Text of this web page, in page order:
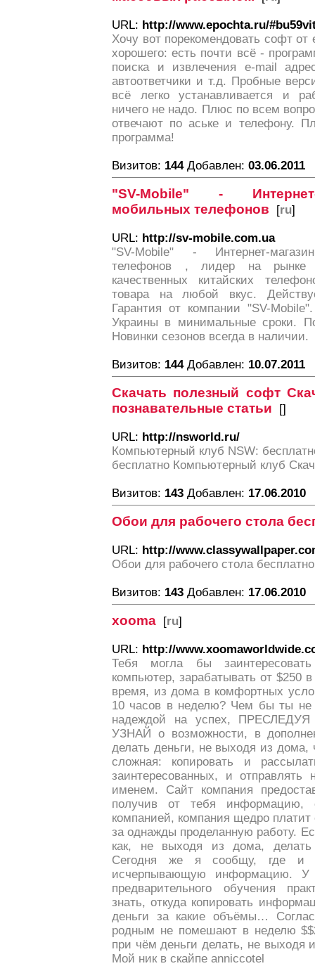
URL: http://www.epochta.ru/
Хочу вот порекомендовать софт
хорошего: есть почти всё -
поиска и извлечения e-mail
автоответчики и т.д. Пробные
всё легко устанавливается и
ничего не надо. Плюс по всем
отвечают по аське и телефону.
программа!
Визитов: 144Добавлен: 03.06.2011
"SV-Mobile" - Интернет-
мобильных телефонов [ru]
URL: http://sv-mobile.com.ua
"SV-Mobile" - Интернет-
телефонов , лидер на рынке
качественных китайских
товара на любой вкус.
Гарантия от компании "SV-
Украины в минимальные сроки.
Новинки сезонов всегда в наличии.
Визитов: 144Добавлен: 10.07.2011
Скачать полезный софт
познавательные статьи []
URL: http://nsworld.ru/
Компьютерный клуб NSW:
бесплатно Компьютерный клуб
Визитов: 143 Добавлен: 17.06.2010
Обои для рабочего стола
URL: http://
Обои для рабочего стола бесплатно
Визитов: 143 Добавлен: 17.06.2010
xooma [ru]
URL: http://
Тебя могла бы
компьютер, зарабатывать от $250
время, из дома в комфортных
10 часов в неделю? Чем бы ты
надеждой на успех,
УЗНАЙ о возможности, в
делать деньги, не выходя из дома,
сложная: копировать и
заинтересованных, и
именем. Сайт компания
получив от тебя информацию,
компанией, компания щедро
за однажды проделанную работу.
как, не выходя из дома,
Сегодня же я сообщу, где и
исчерпывающую информацию.
предварительного обучения
знать, откуда копировать
деньги за какие объёмы…
родным не помешают в неделю
при чём деньги делать, не выходя
Мой ник в скайпе anniccotel